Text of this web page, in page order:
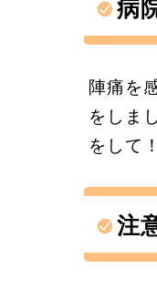
病
陣痛を
をしま
をして！
注